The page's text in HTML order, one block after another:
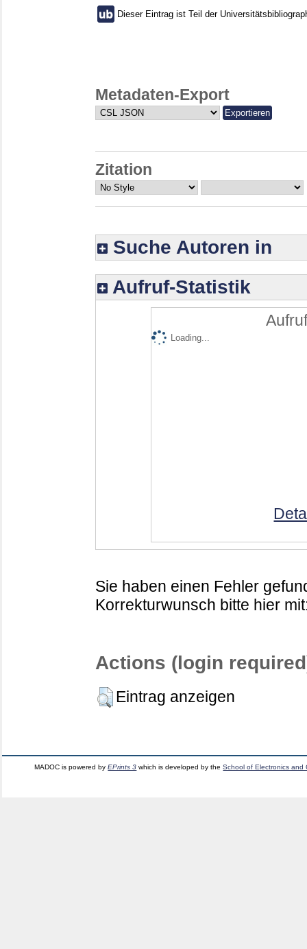
Dieser Eintrag ist Teil der
Metadaten-Export
Zitation
Suche Autoren in
Aufruf-Statistik
Loading...
Sie haben einen Fehler
Korrekturwunsch bitte hier
Actions (login
Eintrag anzeigen
MADOC is powered byEPrints 3 which is developed by theSchool of Electronics and